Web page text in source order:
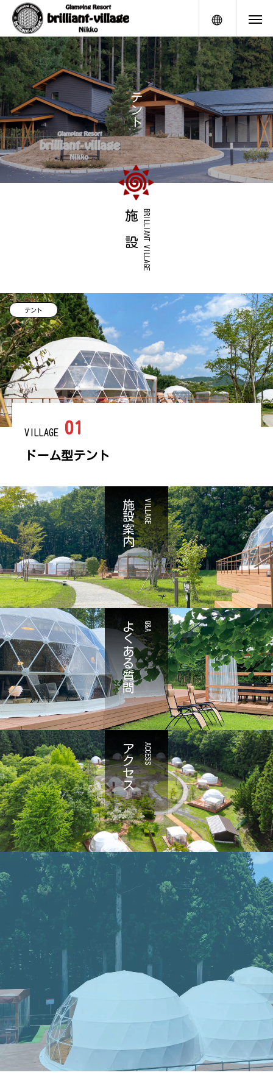
メニュー
テ
ン
ト
BRILLIANT VILLAGE
施 設
テント
VILLAGE 01
ドーム型テント
VILLAGE
施設案内
Q&A
よくある質問
ACCESS
アクセス